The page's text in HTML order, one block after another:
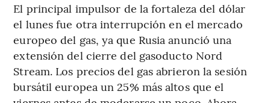
El principal impulsor de la fortaleza del dólar
el lunes fue otra interrupción en el mercado
europeo del gas, ya que Rusia anunció una
extensión del cierre del gasoducto Nord
Stream. Los precios del gas abrieron la sesión
bursátil europea un 25% más altos que el